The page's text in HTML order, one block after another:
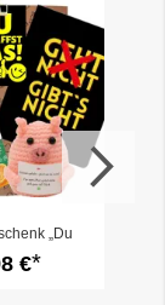
„Du
10)
€